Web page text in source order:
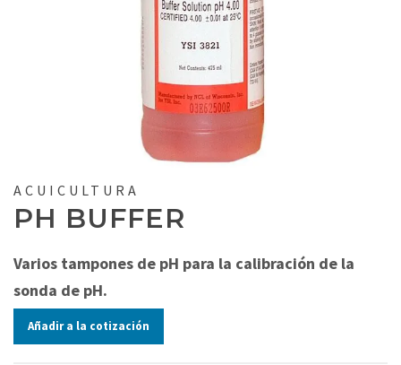
ACUICULTURA
PH BUFFER
Varios tampones de pH para la calibración de la
sonda de pH.
Añadir a la cotización